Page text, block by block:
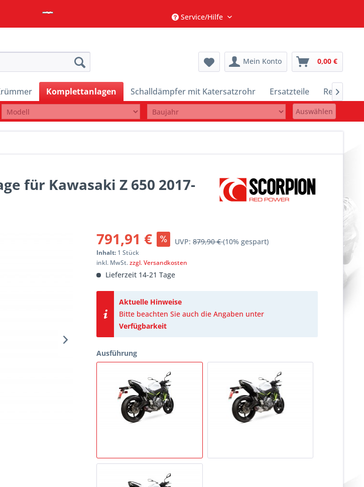
Service/Hilfe
Mein Konto 0,00 €
Komplettanlagen Schalldämpfer mit Katersatzrohr Ersatzteile 
Auswählen
für Kawasaki Z 650 2017-
791,91 € UVP:879,90 €(10% gespart)
Inhalt: 1 Stück
inkl. MwSt.zzgl. Versandkosten
Lieferzeit 14-21 Tage
Aktuelle Hinweise
Bitte beachten Sie auch die Angaben unter
Verfügbarkeit
Ausführung